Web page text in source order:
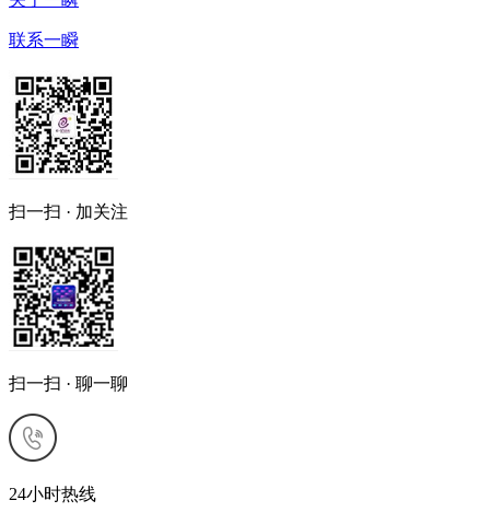
联系一瞬
扫一扫 · 加关注
扫一扫 · 聊一聊
24小时热线